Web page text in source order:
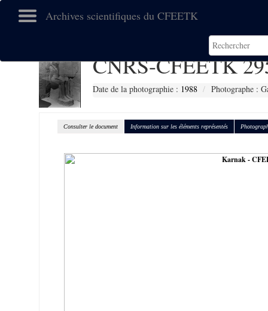
Archives scientifiques du CFEETK
CNRS-CFEETK
Date de la photographie : 1988 Photographe :
Consulter le document Information sur les éléments représentés